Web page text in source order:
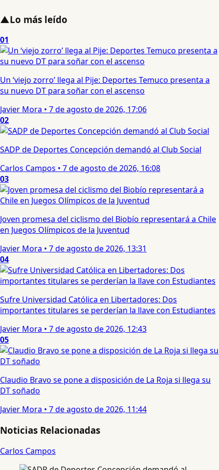
▲Lo más leído
01
Un ‘viejo zorro’ llega al Pije: Deportes Temuco presenta a
su nuevo DT para soñar con el ascenso
Javier Mora • 7 de agosto de 2026, 17:06
02
SADP de Deportes Concepción demandó al Club Social
Carlos Campos • 7 de agosto de 2026, 16:08
03
Joven promesa del ciclismo del Biobío representará a Chile
en Juegos Olímpicos de la Juventud
Javier Mora • 7 de agosto de 2026, 13:31
04
Sufre Universidad Católica en Libertadores: Dos
importantes titulares se perderían la llave con Estudiantes
Javier Mora • 7 de agosto de 2026, 12:43
05
Claudio Bravo se pone a disposición de La Roja si llega su
DT soñado
Javier Mora • 7 de agosto de 2026, 11:44
Noticias Relacionadas
Carlos Campos